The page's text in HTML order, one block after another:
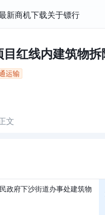
新商机下载关于镖行
红线内建筑物
运输
文
政府下沙街道办事处建筑物